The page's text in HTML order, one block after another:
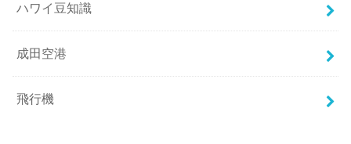
ハワイ豆知識
成田空港
飛行機